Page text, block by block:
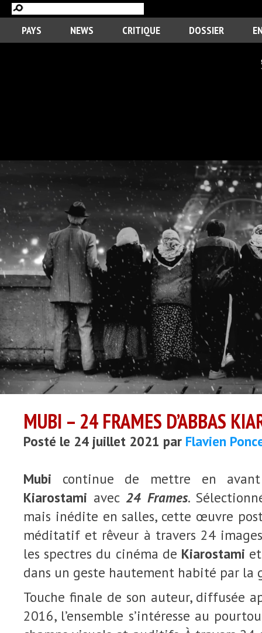
PAYS NEWS CRITIQUE DOSSIER
MUBI – 24 FRAMES D’ABBAS
Posté le 24 juillet 2021 par Flavien
Mubi continue de mettre en
Kiarostami avec 24 Frames.
mais inédite en salles, cette œuvre
méditatif et rêveur à travers 24
les spectres du cinéma de Kiarostami
dans un geste hautement habité par la
Touche finale de son auteur, diffusée
2016, l’ensemble s’intéresse au